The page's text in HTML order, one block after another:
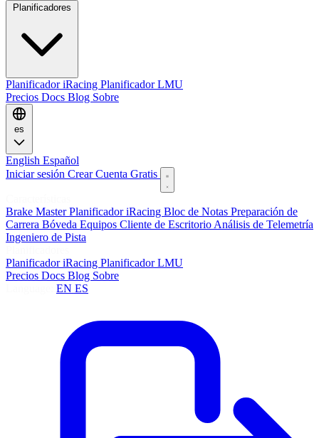
Planificador iRacing Planificador LMU
Precios Docs Blog Sobre
es
English Español
Iniciar sesión Crear Cuenta Gratis
Brake MasterPlanificador iRacing Bloc de Notas Preparación de
Carrera Bóveda Equipos Cliente de Escritorio Análisis de Telemetría
Ingeniero de Pista
Planificador iRacing Planificador LMU
Precios Docs Blog Sobre
EN ES